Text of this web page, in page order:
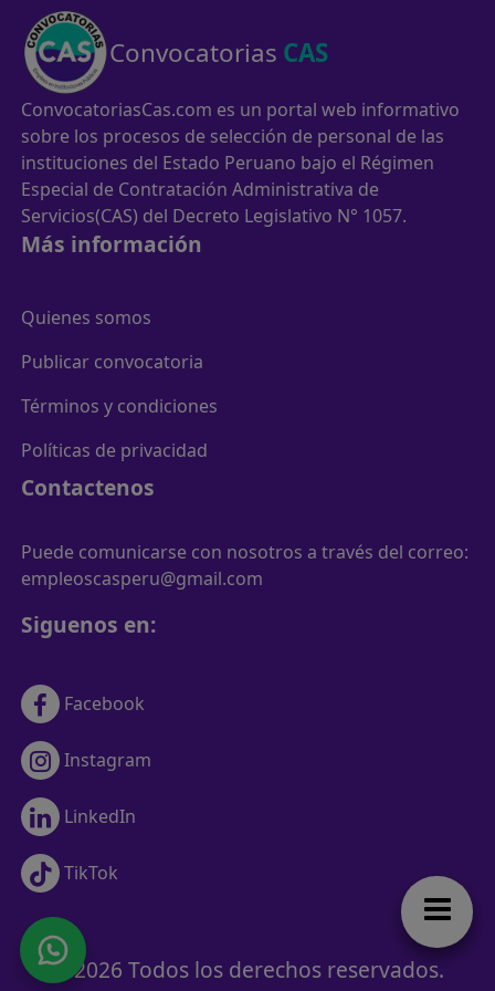
Convocatorias CAS
ConvocatoriasCas.com es un portal web informativo
sobre los procesos de selección de personal de las
instituciones del Estado Peruano bajo el Régimen
Especial de Contratación Administrativa de
Servicios(CAS) del Decreto Legislativo N° 1057.
Más información
Quienes somos
Publicar convocatoria
Términos y condiciones
Políticas de privacidad
Contactenos
Puede comunicarse con nosotros a través del correo:
empleoscasperu@gmail.com
Siguenos en:
Facebook
Instagram
LinkedIn
TikTok
© 2026 Todos los derechos reservados.